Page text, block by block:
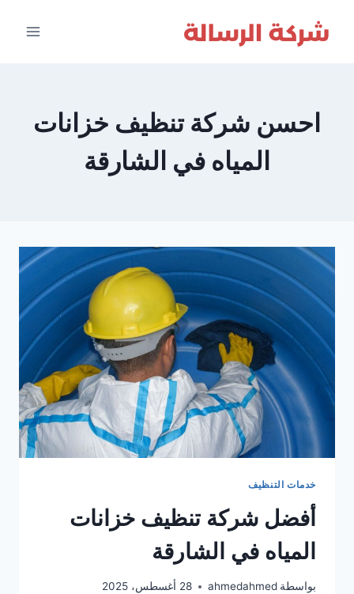
احسن شركة تنظيف خزانات
المياه في الشارقة
خدمات التنظيف
أفضل شركة تنظيف خزانات
المياه في الشارقة
بواسطة ahmedahmed 28 أغسطس، 2025